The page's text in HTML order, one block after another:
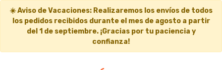
☀️Aviso de Vacaciones: Realizaremos los envíos de todos
los pedidos recibidos durante el mes de agosto a partir
del 1 de septiembre. ¡Gracias por tu paciencia y
confianza!